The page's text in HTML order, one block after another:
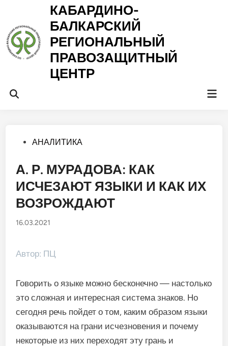
содержимому
КАБАРДИНО-
БАЛКАРСКИЙ
РЕГИОНАЛЬНЫЙ
ПРАВОЗАЩИТНЫЙ
ЦЕНТР
Открыть
Опубликовано
АНАЛИТИКА
А. Р. МУРАДОВА: КАК
ИСЧЕЗАЮТ ЯЗЫКИ И КАК ИХ
ВОЗРОЖДАЮТ
16.03.2021
Автор: ПЦ
Говорить о языке можно бесконечно — настолько
это сложная и интересная система знаков. Но
сегодня речь пойдет о том, каким образом языки
оказываются на грани исчезновения и почему
некоторые из них переходят эту грань и